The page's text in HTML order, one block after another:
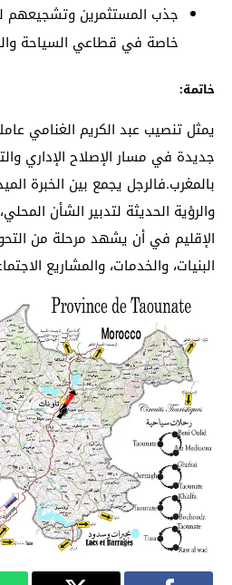
جذب المستثمرين وتشجيعهم
خاصة في قطاعي السياحة
خاتمة:
يمثل تنصيب عبد الكريم الغنامي
جديدة في مسار الإصلاح الإداري
بالمغرب.فالرجل يجمع بين الخبرة
والرؤية الحديثة لتدبير الشأن
الإقليم في أن يشهد مرحلة من
البنيات، والخدمات، والمشاريع